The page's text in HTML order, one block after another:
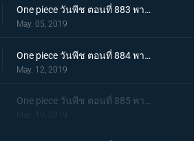
One piece วันพีช ตอนที่ 883 พากย์ไทย ก้าวแรกแห่งฝัน ชิราโฮชิภายใต้ดวงอาทิตย์
May. 05, 2019
One piece วันพีช ตอนที่ 884 พากย์ไทย อยากเจอ ความคิดถึงของวีวี่และรีเบ็คก้า
May. 12, 2019
May. 19, 2019